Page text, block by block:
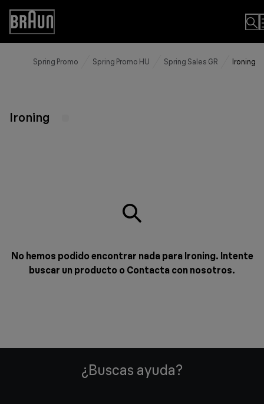
Skip
Content
Accessibility
Statement
Spring Promo Spring Promo HU Spring Sales GR Ironing
Ironing
No hemos podido encontrar nada para Ironing. Intente
buscar un producto o Contacta con nosotros.
¿Buscas ayuda?